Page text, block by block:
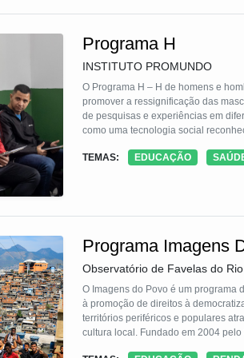
Programa H
INSTITUTO PROMUNDO
O Programa H – H de homens e
promover a ressignificação das
de pesquisas e experiências em
como uma tecnologia social
A proposta parte do
na justiça social.
Consolidado como referência no
o Programa H tem sido
comunitário, simbólico, institucional
TEMAS: EDUCAÇÃO
Programa Imagens
Observatório de Favelas do
O Imagens do Povo é um programa
à promoção de direitos à
territórios periféricos e populares
cultura local. Fundado em 2004 pelo Observatório de Favelas em parceria com o fotógrafo documentarista João Roberto